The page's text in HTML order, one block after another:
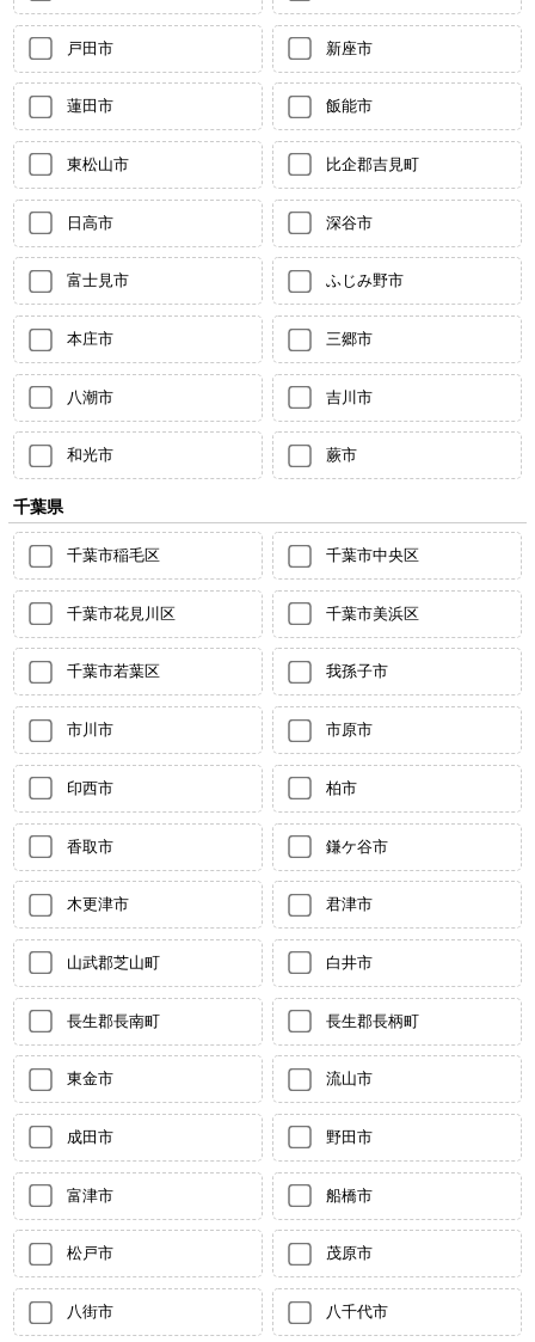
戸田市 新座市
蓮田市 飯能市
東松山市 比企郡吉見町
日高市 深谷市
富士見市 ふじみ野市
本庄市 三郷市
八潮市 吉川市
和光市 蕨市
千葉県
千葉市稲毛区 千葉市中央区
千葉市花見川区 千葉市美浜区
千葉市若葉区 我孫子市
市川市 市原市
印西市 柏市
香取市 鎌ケ谷市
木更津市 君津市
山武郡芝山町 白井市
長生郡長南町 長生郡長柄町
東金市 流山市
成田市 野田市
富津市 船橋市
松戸市 茂原市
八街市 八千代市